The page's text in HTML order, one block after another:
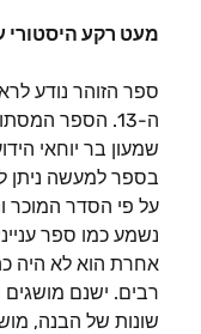
מעט רקע היסטורי
ספר הזוהר נודע
ה-13. הספר
שמעון בר יוחאי
בספר למעשה ניתן
על פי הסדר המוכר
נשמע כמו ספר
אחרת הוא לא היה
רבים. ישנם מושגים
שונות של הבנה,